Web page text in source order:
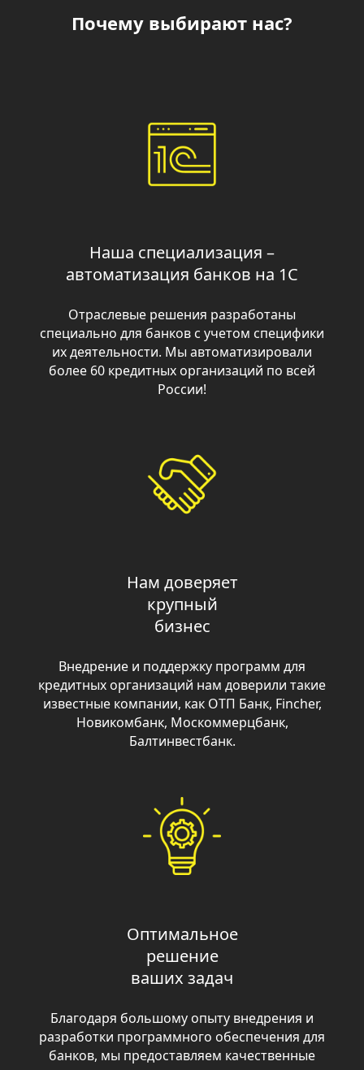
специально для банков с учетом специфики
их деятельности. Мы автоматизировали
более 60 кредитных организаций по всей
России!
Нам доверяет
крупный
Внедрение и поддержку программ для
кредитных организаций нам доверили такие
известные компании, как ОТП Банк, Fincher,
Новикомбанк, Москоммерцбанк,
Оптимальное
решение
Благодаря большому опыту внедрения и
разработки программного обеспечения для
банков, мы предоставляем качественные
консультации уже с самого начального этапа